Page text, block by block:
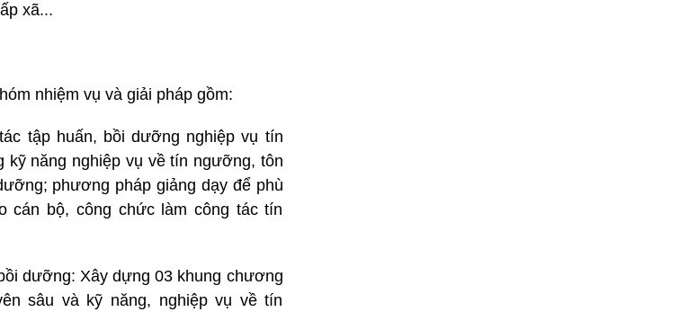
xã...
nhiệm vụ và giải pháp gồm:
tập huấn, bồi dưỡng nghiệp vụ tín
năng nghiệp vụ về tín ngưỡng, tôn
phương pháp giảng dạy để phù
cán bộ, công chức làm công tác tín
dưỡng: Xây dựng 03 khung chương
sâu và kỹ năng, nghiệp vụ về tín